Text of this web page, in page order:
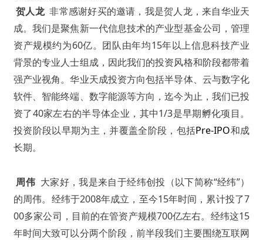
贺人龙 非常感谢好买的邀请，我是贺人龙，来自华业天
成。我们是聚焦新一代信息技术的产业型基金公司，管理
资产规模约为60亿。团队由年均15年以上信息科技产业
背景的专业人士组成，因此我们的投资风格和阶段都带着
强产业视角。华业天成投资方向包括半导体、云与数字化
软件、智能终端、数字能源等方向，迄今为止，我们已投
资了40家左右的半导体企业，其中1/3是早期孵化项目。
投资阶段以早期为主，并覆盖全阶段，包括Pre-IPO和成
长期。
周伟 大家好，我是来自于经纬创投（以下简称“经纬”）
的周伟。经纬于2008年成立，至今15年时间，累计投了7
00多家公司，目前的在管资产规模700亿左右。经纬这15
年时间大致可以分两个阶段，前半段我们主要围绕互联网